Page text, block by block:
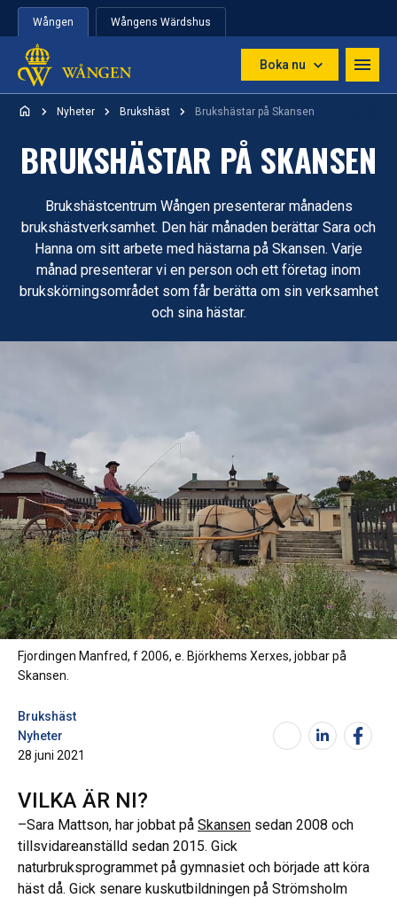
Hoppa till innehåll
Wången Wångens Wärdshus
Boka nu
Nyheter Brukshäst Brukshästar på Skansen
BRUKSHÄSTAR PÅ SKANSEN
Brukshästcentrum Wången presenterar månadens
brukshästverksamhet. Den här månaden berättar Sara och
Hanna om sitt arbete med hästarna på Skansen. Varje
månad presenterar vi en person och ett företag inom
brukskörningsområdet som får berätta om sin verksamhet
och sina hästar.
Fjordingen Manfred, f 2006, e. Björkhems Xerxes, jobbar på
Skansen.
Brukshäst
Nyheter
28 juni 2021
VILKA ÄR NI?
–Sara Mattson, har jobbat på Skansen sedan 2008 och
tillsvidareanställd sedan 2015. Gick
naturbruksprogrammet på gymnasiet och började att köra
häst då. Gick senare kuskutbildningen på Strömsholm